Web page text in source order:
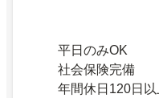
平日のみOK
社会保険完備
年間休日120日以